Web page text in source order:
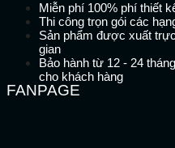
Miễn phí 100% phí thiết
Thi công trọn gói các
Sản phẩm được xuất
gian
Bảo hành từ 12 - 24
cho khách hàng
FANPAGE